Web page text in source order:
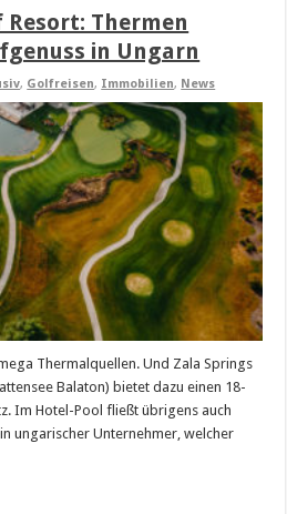
Thermen
in Ungarn
, Golfreisen, Immobilien, News
Thermalquellen. Und Zala Springs
Balaton) bietet dazu einen 18-
Im Hotel-Pool fließt übrigens auch
ungarischer Unternehmer, welcher